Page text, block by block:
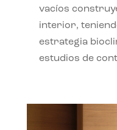
vacíos
interior,
estrategia
estudios de